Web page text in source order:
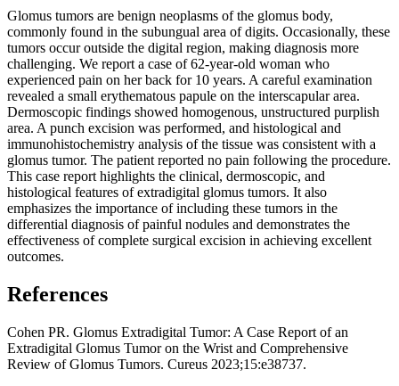
Glomus tumors are benign neoplasms of the glomus body,
commonly found in the subungual area of digits. Occasionally, these
tumors occur outside the digital region, making diagnosis more
challenging. We report a case of 62-year-old woman who
experienced pain on her back for 10 years. A careful examination
revealed a small erythematous papule on the interscapular area.
Dermoscopic findings showed homogenous, unstructured purplish
area. A punch excision was performed, and histological and
immunohistochemistry analysis of the tissue was consistent with a
glomus tumor. The patient reported no pain following the procedure.
This case report highlights the clinical, dermoscopic, and
histological features of extradigital glomus tumors. It also
emphasizes the importance of including these tumors in the
differential diagnosis of painful nodules and demonstrates the
effectiveness of complete surgical excision in achieving excellent
outcomes.
References
Cohen PR. Glomus Extradigital Tumor: A Case Report of an
Extradigital Glomus Tumor on the Wrist and Comprehensive
Review of Glomus Tumors. Cureus 2023;15:e38737.